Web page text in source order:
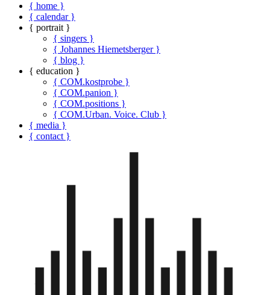
{ home }
{ calendar }
{ portrait }
{ singers }
{ Johannes Hiemetsberger }
{ blog }
{ education }
{ COM.kostprobe }
{ COM.panion }
{ COM.positions }
{ COM.Urban. Voice. Club }
{ media }
{ contact }